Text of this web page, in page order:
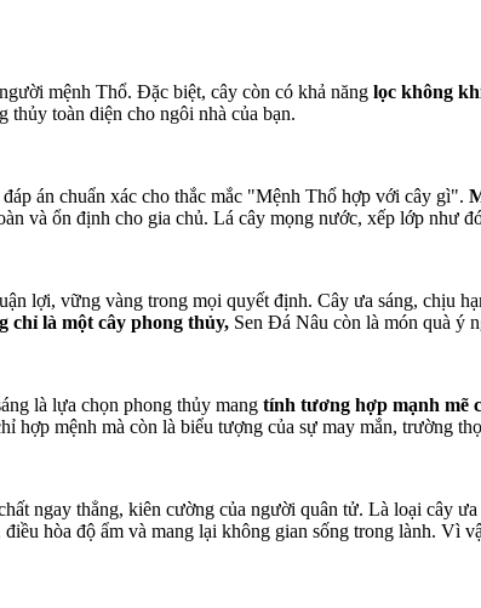
mệnh Thổ. Đặc biệt, cây còn có khả năng lọc không
toàn diện cho ngôi nhà của bạn.
án chuẩn xác cho thắc mắc "Mệnh Thổ hợp với cây gì".
và ổn định cho gia chủ. Lá cây mọng nước, xếp lớp như
lợi, vững vàng trong mọi quyết định. Cây ưa sáng, chịu
chỉ là một cây phong thủy, Sen Đá Nâu còn là món quà ý
là lựa chọn phong thủy mang tính tương hợp mạnh mẽ
hợp mệnh mà còn là biểu tượng của sự may mắn, trường
ngay thẳng, kiên cường của người quân tử. Là loại cây
hòa độ ẩm và mang lại không gian sống trong lành. Vì